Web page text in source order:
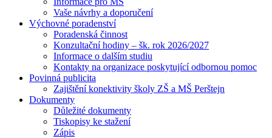
Vaše návrhy a doporučení
Výchovné poradenství
Poradenská činnost
Konzultační hodiny – šk. rok 2026/2027
Informace o dalším studiu
Kontakty na organizace poskytující odbornou pomoc
Povinná publicita
Zajištění konektivity školy ZŠ a MŠ Perštejn
Dokumenty
Důležité dokumenty
Tiskopisy ke stažení
Zápis